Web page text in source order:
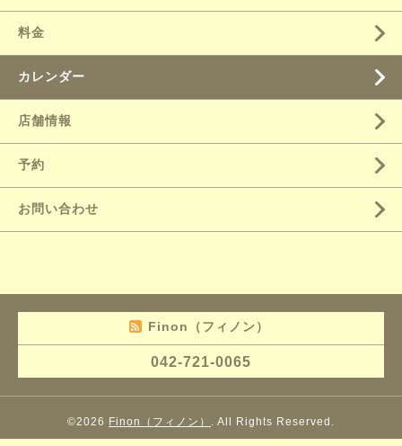
料金
カレンダー
店舗情報
予約
お問い合わせ
Finon（フィノン）
042-721-0065
©2026 Finon（フィノン） . All Rights Reserved.